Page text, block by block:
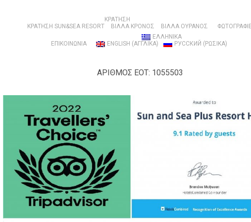
ΚΡΑΤΗΣΗ
ΚΡΑΤΗΣΗ SUN&SEA RESORT
ΒΊΛΛΑ ΚΡΌΝΟΣ ΒΊΛΛΑ ΟΥΡΑΝΌΣ
ΕΠΙΚΟΙΝΩΝΙΑ
ΕΛΛΗΝΙΚΑ
ENGLISH (ΑΓΓΛΙΚΑ) РУССКИЙ ( ΡΩΣΙΚΑ)
ΑΡΙΘΜΟΣ ΕΟΤ: 1055503